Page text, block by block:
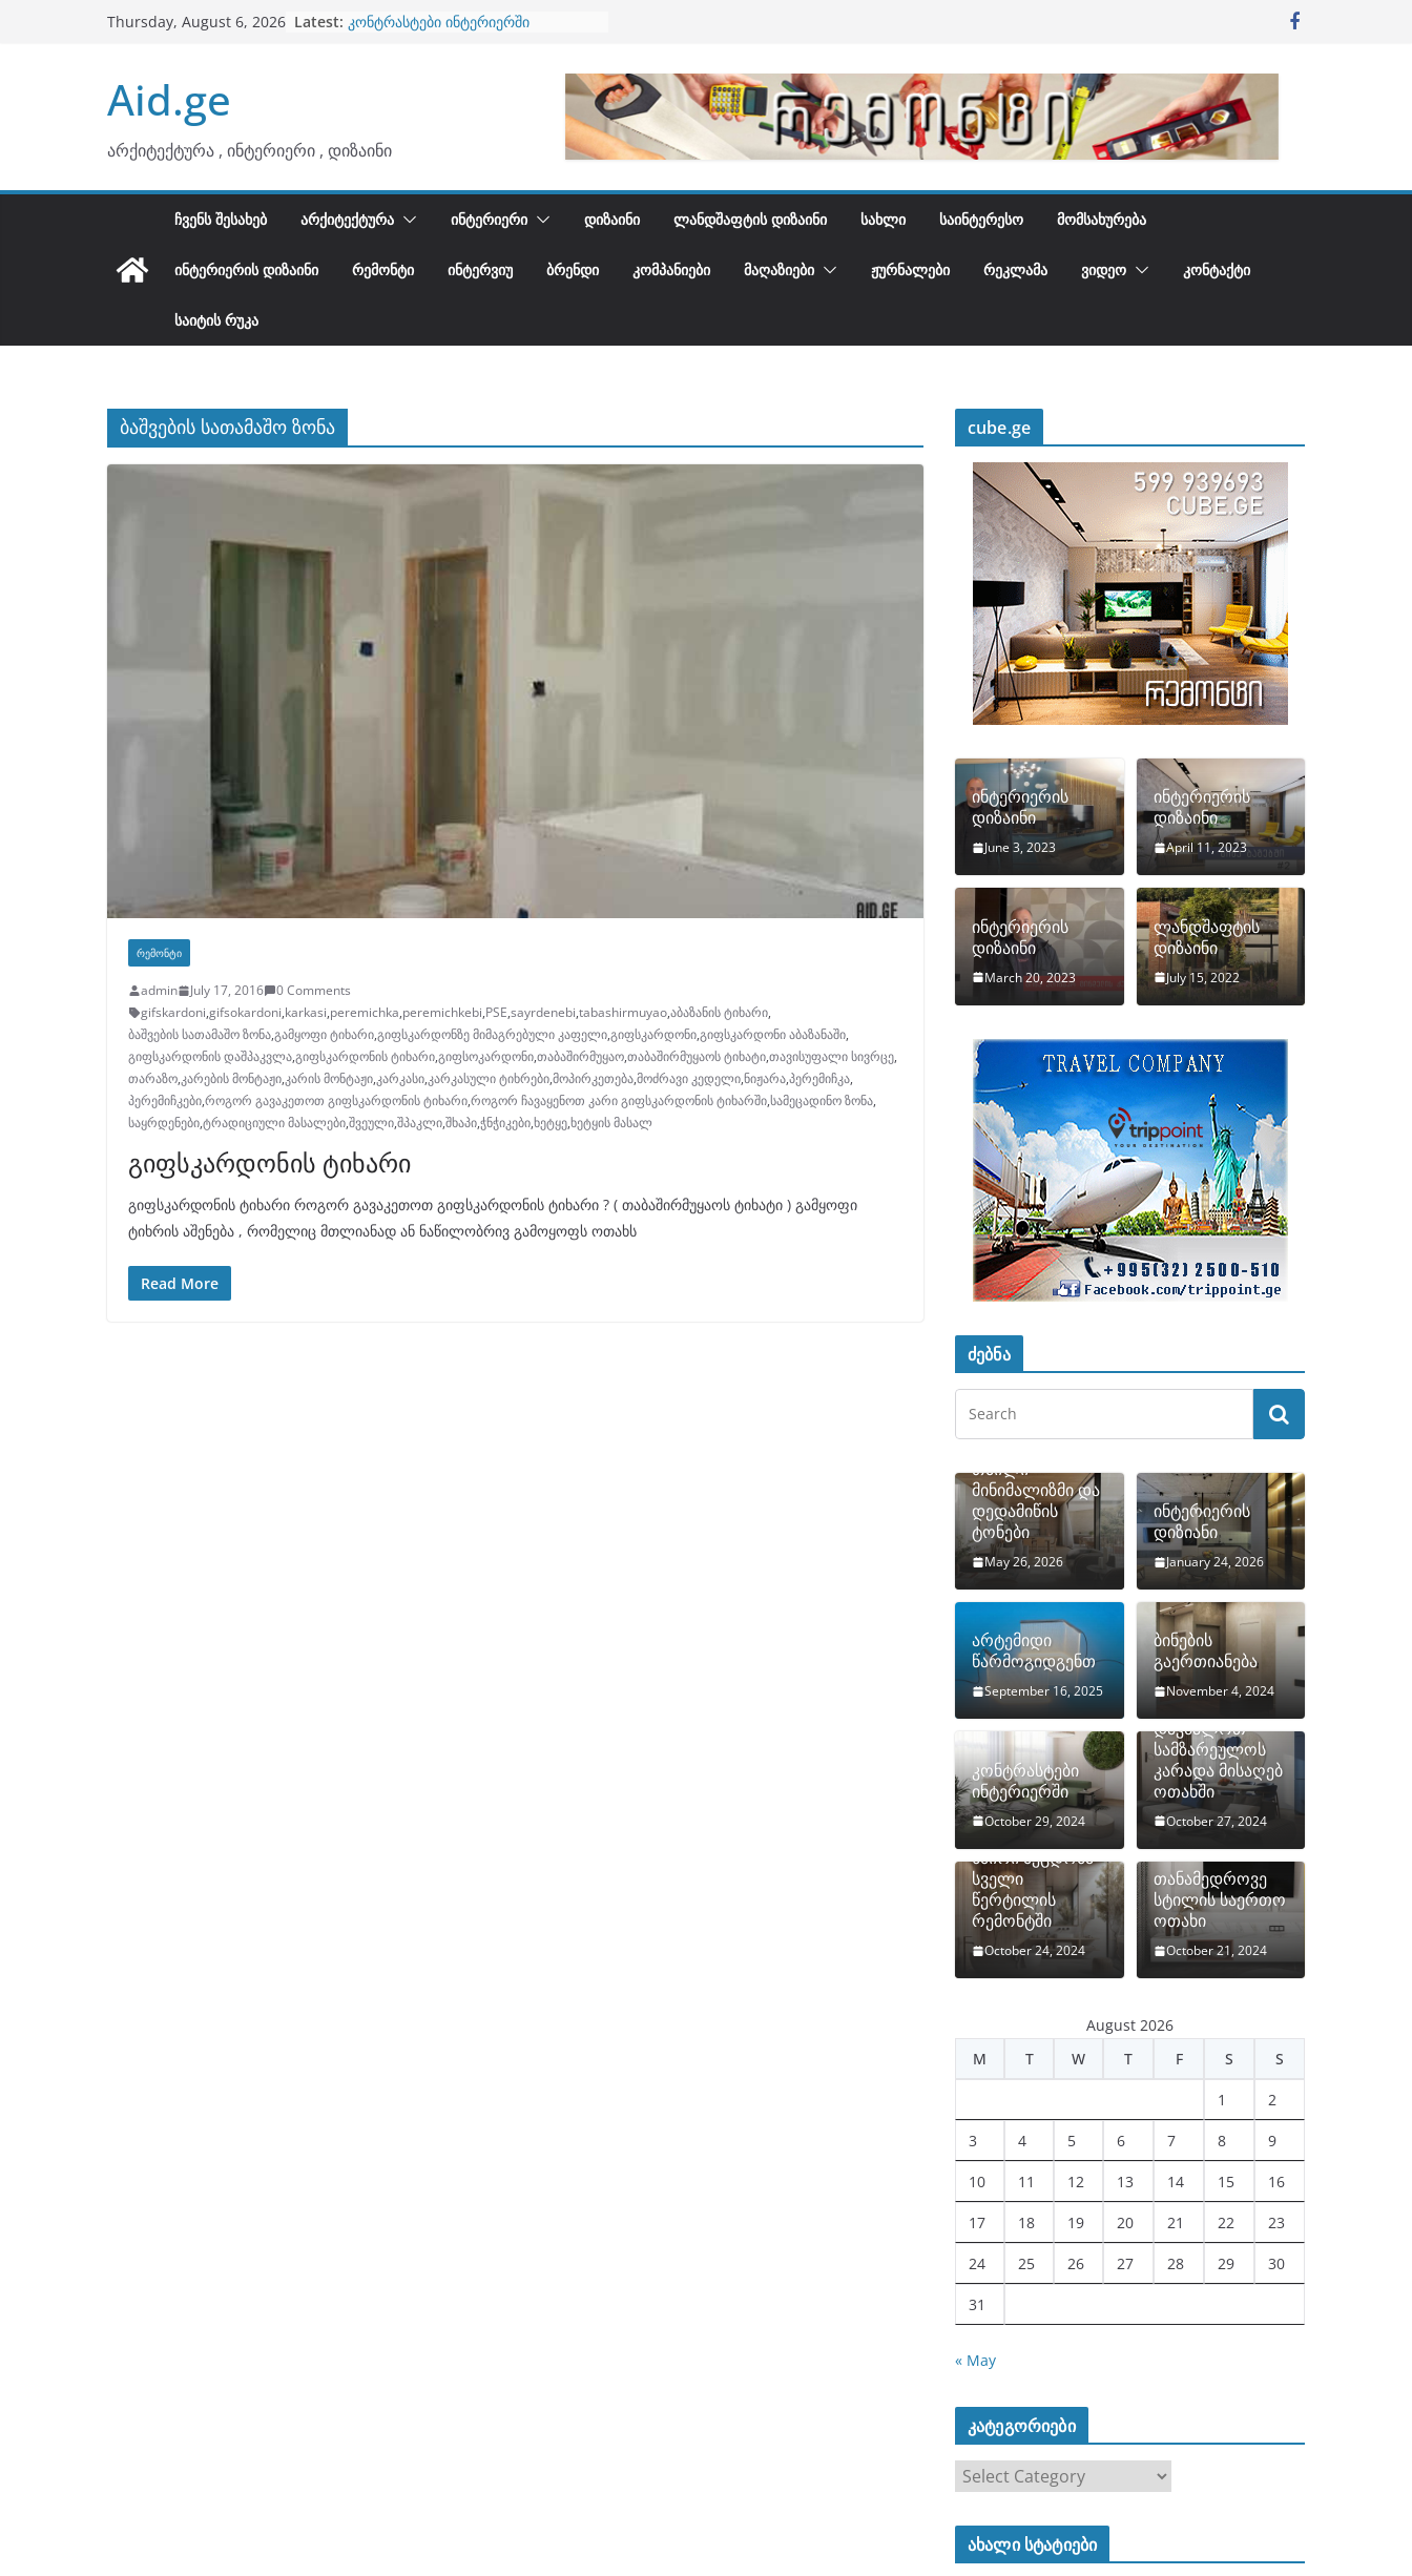
Thursday, August 6, 2026 Latest: კონტრასტები ინტერიერში
Aid.ge
არქიტექტურა , ინტერიერი , დიზაინი
ᲩᲕᲔᲜᲡ ᲨᲔᲡᲐᲮᲔᲑ ᲐᲠᲥᲘᲢᲔᲥᲢᲣᲠᲐ ᲘᲜᲢᲔᲠᲘᲔᲠᲘ ᲓᲘᲖᲐᲘᲜᲘ ᲚᲐᲜᲓᲨᲐᲤᲢᲘᲡ ᲓᲘᲖᲐᲘᲜᲘ ᲡᲐᲮᲚᲘ ᲡᲐᲘᲜᲢᲔᲠᲔᲡᲝ ᲛᲝᲛᲡᲐᲮᲣᲠᲔᲑᲐ
ᲘᲜᲢᲔᲠᲘᲔᲠᲘᲡ ᲓᲘᲖᲐᲘᲜᲘ ᲠᲔᲛᲝᲜᲢᲘ ᲘᲜᲢᲔᲠᲕᲘᲣ ᲑᲠᲔᲜᲓᲘ ᲙᲝᲛᲞᲐᲜᲘᲔᲑᲘ ᲛᲐᲦᲐᲖᲘᲔᲑᲘ ᲟᲣᲠᲜᲐᲚᲔᲑᲘ ᲠᲔᲙᲚᲐᲛᲐ ᲕᲘᲓᲔᲝ ᲙᲝᲜᲢᲐᲥᲢᲘ
ᲡᲐᲘᲢᲘᲡ ᲠᲣᲙᲐ
ბაშვების სათამაშო ზონა
ᲠᲔᲛᲝᲜᲢᲘ
admin July 17, 2016
0 Comments
gifskardoni,gifsokardoni,karkasi,peremichka,peremichkebi,PSE,sayrdenebi,tabashirmuyao,აბაზანის ტიხარი,
ბაშვების სათამაშო ზონა,გამყოფი ტიხარი,გიფსკარდონზე მიმაგრებული კაფელი,გიფსკარდონი,გიფსკარდონი აბაზანაში,
გიფსკარდონის დაშპაკვლა,გიფსკარდონის ტიხარი,გიფსოკარდონი,თაბაშირმუყაო,თაბაშირმუყაოს ტიხატი,თავისუფალი სივრცე,
თარაზო,კარების მონტაჟი,კარის მონტაჟი,კარკასი,კარკასული ტიხრები,მოპირკეთება,მოძრავი კედელი,ნიჟარა,პერემიჩკა,
პერემიჩკები,როგორ გავაკეთოთ გიფსკარდონის ტიხარი,როგორ ჩავაყენოთ კარი გიფსკარდონის ტიხარში,სამეცადინო ზონა,
საყრდენები,ტრადიციული მასალები,შვეული,შპაკლი,შხაპი,ჭნჭიკები,ხეტყე,ხეტყის მასალ
გიფსკარდონის ტიხარი
გიფსკარდონის ტიხარი როგორ გავაკეთოთ გიფსკარდონის ტიხარი ? ( თაბაშირმუყაოს ტიხატი ) გამყოფი
ტიხრის აშენება , რომელიც მთლიანად ან ნაწილობრივ გამოყოფს ოთახს
Read More
cube.ge
ინტერიერის
დიზაინი
June 3, 2023
ინტერიერის
დიზაინი
April 11, 2023
ინტერიერის
დიზაინი
March 20, 2023
ლანდშაფტის
დიზაინი
July 15, 2022
ძებნა
თბილი
მინიმალიზმი და
დედამიწის
ტონები
May 26, 2026
ინტერიერის
დიზიანი
January 24, 2026
არტემიდი
წარმოგიდგენთ
September 16, 2025
ბინების
გაერთიანება
November 4, 2024
კონტრასტები
ინტერიერში
October 29, 2024
როგორ
დავმალოთ
სამზარეულოს
კარადა მისაღებ
ოთახში
October 27, 2024
ხშირი შეცდომა
სველი
წერტილის
რემონტში
October 24, 2024
თანამედროვე
სტილის საერთო
ოთახი
October 21, 2024
August 2026
M
T W T F S S
1 2
3 4 5 6 7 8 9
10 11 12 13 14 15 16
17 18 19 20 21 22 23
24 25 26 27 28 29 30
31
« May
კატეგორიები
ტ
ახალი სტატიები